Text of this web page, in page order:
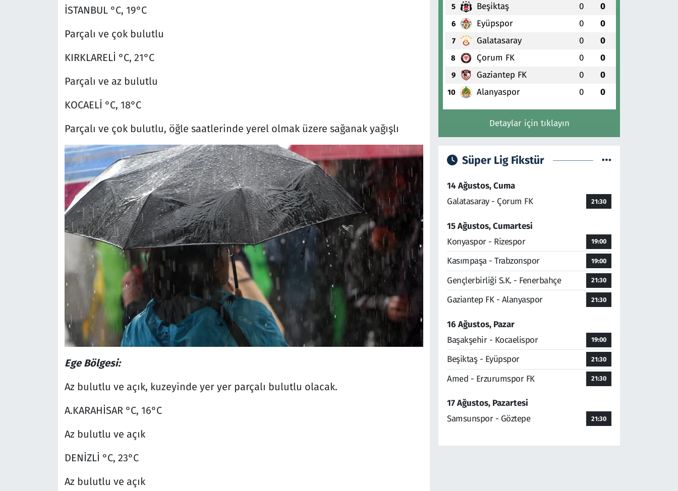
İSTANBUL °C, 19°C
Parçalı ve çok bulutlu
KIRKLARELİ °C, 21°C
Parçalı ve az bulutlu
KOCAELİ °C, 18°C
Parçalı ve çok bulutlu, öğle saatlerinde yerel olmak üzere sağanak yağışlı
Ege Bölgesi:
Az bulutlu ve açık, kuzeyinde yer yer parçalı bulutlu olacak.
A.KARAHİSAR °C, 16°C
Az bulutlu ve açık
DENİZLİ °C, 23°C
Az bulutlu ve açık
5 Beşiktaş 0 0
6 Eyüpspor 0 0
7 Galatasaray 0 0
8 Çorum FK 0 0
9 Gaziantep FK 0 0
10 Alanyaspor 0 0
Detaylar için tıklayın
Süper Lig Fikstür
14 Ağustos, Cuma
Galatasaray - Çorum FK
21:30
15 Ağustos, Cumartesi
Konyaspor - Rizespor
19:00
Kasımpaşa - Trabzonspor 19:00
Gençlerbirliği S.K. - Fenerbahçe 21:30
Gaziantep FK - Alanyaspor 21:30
16 Ağustos, Pazar
Başakşehir - Kocaelispor
19:00
Beşiktaş - Eyüpspor 21:30
Amed - Erzurumspor FK 21:30
17 Ağustos, Pazartesi
Samsunspor - Göztepe
21:30